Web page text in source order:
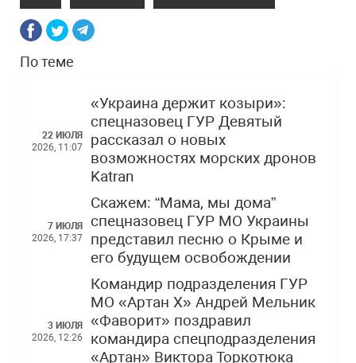
По теме
22 ИЮЛЯ
2026, 11:07
«Украина держит козыри»:
спецназовец ГУР Девятый
рассказал о новых
возможностях морских дронов
Katran
7 ИЮЛЯ
2026, 17:37
Скажем: “Мама, мы дома”
спецназовец ГУР МО Украины
представил песню о Крыме и
его будущем освобождении
3 ИЮЛЯ
2026, 12:26
Командир подразделения ГУР
МО «Артан Х» Андрей Мельник
«Фаворит» поздравил
командира спецподразделения
«Артан» Виктора Торкотюка